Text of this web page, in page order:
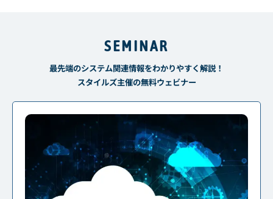
SEMINAR
最先端のシステム関連情報をわかりやすく解説！
スタイルズ主催の無料ウェビナー